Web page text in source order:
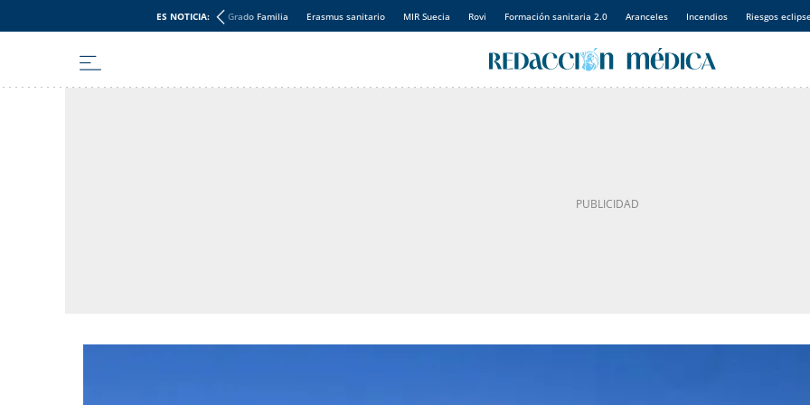
ES NOTICIA: Grado Familia Erasmus sanitario MIR Suecia Rovi Formación sanitaria 2.0 Aranceles Incendios Riesgos